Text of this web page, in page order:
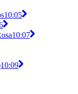
10:05
10:07
10:09